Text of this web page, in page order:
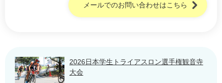
メールでのお問い合わせはこちら
2026日本学生トライアスロン選手権観音寺
大会